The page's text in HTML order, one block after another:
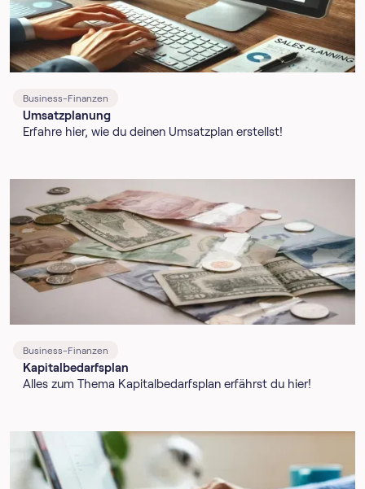
Business-Finanzen
Umsatzplanung
Erfahre hier, wie du deinen Umsatzplan erstellst!
Business-Finanzen
Kapitalbedarfsplan
Alles zum Thema Kapitalbedarfsplan erfährst du hier!